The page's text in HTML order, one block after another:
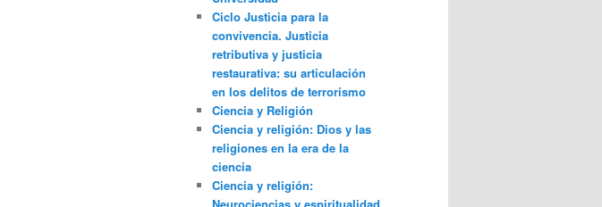
Ciclo Justicia para la
convivencia. Justicia
retributiva y justicia
restaurativa: su articulación
en los delitos de terrorismo
Ciencia y Religión
Ciencia y religión: Dios y las
religiones en la era de la
ciencia
Ciencia y religión: